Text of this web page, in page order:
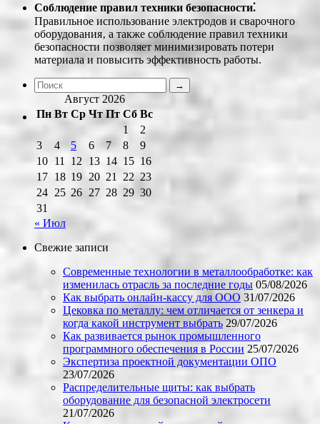
Соблюдение правил техники безопасности⁚
Правильное использование электродов и сварочного
оборудования‚ а также соблюдение правил техники
безопасности позволяет минимизировать потери
материала и повысить эффективность работы.
Август 2026
Пн Вт Ср Чт Пт Сб Вс
1
2
3
4 5 6 7 8
9
10 11 12 13 14 15 16
17 18 19 20 21 22 23
24 25 26 27 28 29 30
31
« Июл
Свежие записи
Современные технологии в металлообработке: как
изменилась отрасль за последние годы 05/08/2026
Как выбрать онлайн-кассу для ООО 31/07/2026
Цековка по металлу: чем отличается от зенкера и
когда какой инструмент выбрать 29/07/2026
Как развивается рынок промышленного
программного обеспечения в России 25/07/2026
Экспертиза проектной документации ОПО
23/07/2026
Распределительные щиты: как выбрать
оборудование для безопасной электросети
21/07/2026